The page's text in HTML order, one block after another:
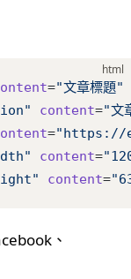
html
="文章標題"
content="文
="https://
content=
content=
、